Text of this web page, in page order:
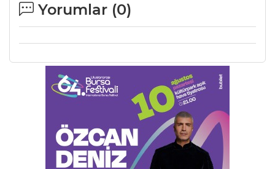
Yorumlar (0)